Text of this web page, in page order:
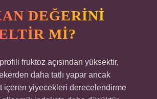
DEĞERINI
MI?
fruktoz açısından yüksektir,
daha tatlı yapar ancak
içeren yiyecekleri derecelendirme